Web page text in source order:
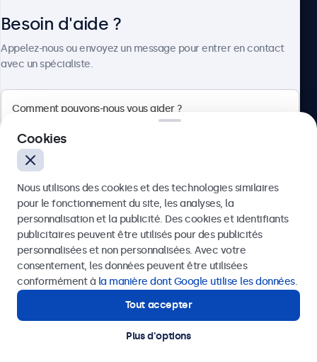
4.8/5 noté par 5000+ entreprises
Français
© 2026 Beetronics
Besoin d'aide ?
Appelez-nous ou envoyez un message pour entrer en contact
avec un spécialiste.
Envoyer
Ou appelez-nous au03 808 1603
Contactez nos spécialistes.
Cookies
Nous utilisons des cookies et des technologies similaires
pour le fonctionnement du site, les analyses, la
personnalisation et la publicité. Des cookies et identifiants
publicitaires peuvent être utilisés pour des publicités
personnalisées et non personnalisées. Avec votre
consentement, les données peuvent être utilisées
conformément à la manière dont Google utilise les données.
Tout accepter
Plus d'options